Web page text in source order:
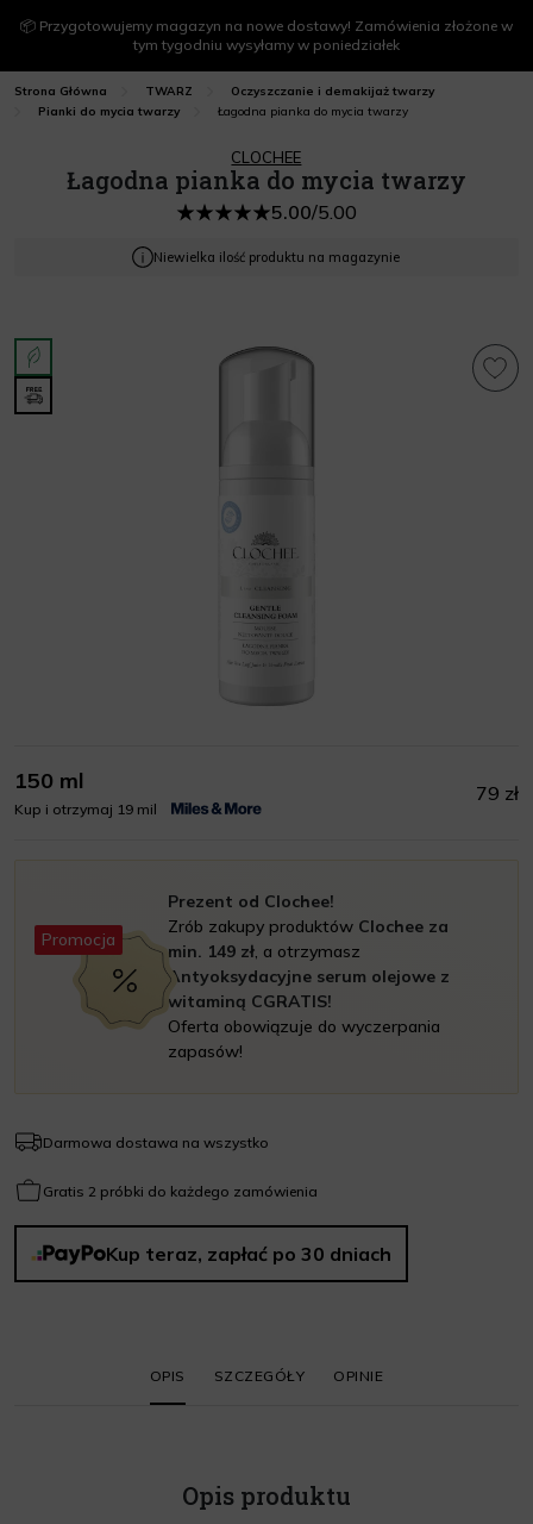
📦 Przygotowujemy magazyn na nowe dostawy! Zamówienia złożone w
tym tygodniu wysyłamy w poniedziałek
Strona Główna TWARZ
Oczyszczanie i demakijaż twarzy
Pianki do mycia twarzy
Łagodna pianka do mycia twarzy
CLOCHEE
Łagodna pianka do mycia twarzy
5.00/5.00
Niewielka ilość produktu na magazynie
150 ml
Kup i otrzymaj 19 mil
79 zł
Promocja
Prezent od Clochee!
Zrób zakupy produktów Clochee za
min. 149 zł, a otrzymasz
Antyoksydacyjne serum olejowe z
witaminą CGRATIS!
Oferta obowiązuje do wyczerpania
zapasów!
Darmowa dostawa na wszystko
Gratis 2 próbki do każdego zamówienia
Kup teraz, zapłać po 30 dniach
OPIS SZCZEGÓŁY OPINIE
Opis produktu